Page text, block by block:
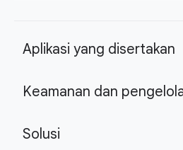
Aplikasi yang disertakan
Keamanan dan
Solusi